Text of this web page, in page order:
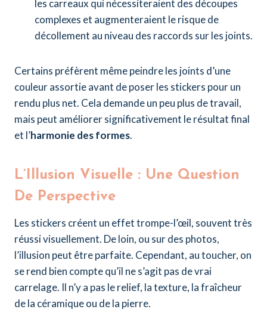
les carreaux qui nécessiteraient des découpes
complexes et augmenteraient le risque de
décollement au niveau des raccords sur les joints.
Certains préfèrent même peindre les joints d’une
couleur assortie avant de poser les stickers pour un
rendu plus net. Cela demande un peu plus de travail,
mais peut améliorer significativement le résultat final
et l’harmonie des formes.
L’Illusion Visuelle : Une Question
De Perspective
Les stickers créent un effet trompe-l’œil, souvent très
réussi visuellement. De loin, ou sur des photos,
l’illusion peut être parfaite. Cependant, au toucher, on
se rend bien compte qu’il ne s’agit pas de vrai
carrelage. Il n’y a pas le relief, la texture, la fraîcheur
de la céramique ou de la pierre.